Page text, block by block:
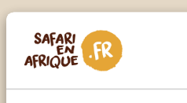
Cobe à eau
Chacals
Zèbres
Gazelles